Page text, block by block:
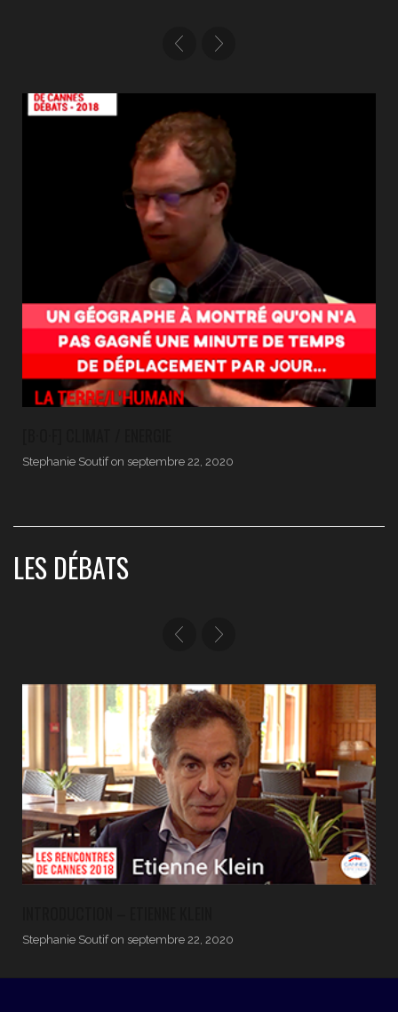
Stephanie Soutifon septembre 22, 2020
LES DÉBATS
Stephanie Soutifon septembre 22, 2020